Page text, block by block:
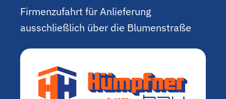
Firmenzufahrt für Anlieferung
ausschließlich über die Blumenstraße